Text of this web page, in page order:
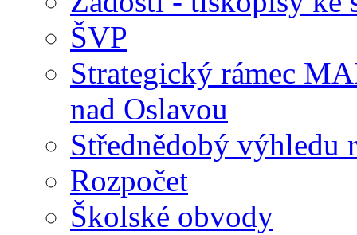
ŠVP
Strategický rámec
nad Oslavou
Střednědobý výhledu
Rozpočet
Školské obvody